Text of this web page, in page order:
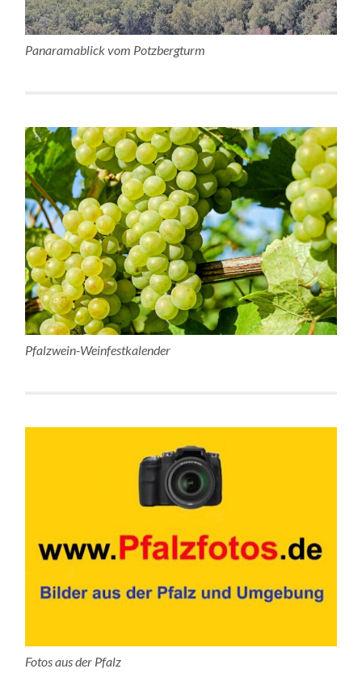
Panaramablick vom Potzbergturm
Pfalzwein-Weinfestkalender
Fotos aus der Pfalz